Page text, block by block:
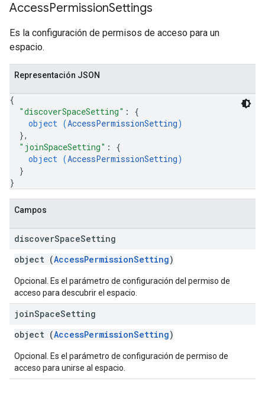
AccessPermissionSettings
Es la configuración de permisos de acceso para un
espacio.
Representación JSON
{
"discoverSpaceSetting" : {
object (AccessPermissionSetting)
},
"joinSpaceSetting" : {
object (AccessPermissionSetting)
}
}
Campos
discoverSpaceSetting
object (AccessPermissionSetting)
Opcional. Es el parámetro de configuración del permiso de
acceso para descubrir el espacio.
joinSpaceSetting
object (AccessPermissionSetting)
Opcional. Es el parámetro de configuración de permiso de
acceso para unirse al espacio.